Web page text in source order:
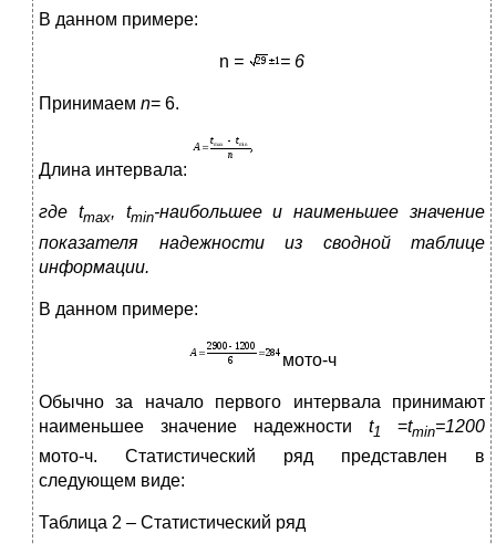
В данном примере:
n = = 6
Принимаем n= 6.
Длина интервала:
где tmax, tmin-наибольшее и наименьшее значение
показателя надежности из сводной таблице
информации.
В данном примере:
мото-ч
Обычно за начало первого интервала принимают
наименьшее значение надежности t1 =tmin=1200
мото-ч. Статистический ряд представлен в
следующем виде:
Таблица 2 – Статистический ряд